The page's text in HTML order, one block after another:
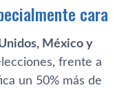
cara
México y
frente a
un 50% más de